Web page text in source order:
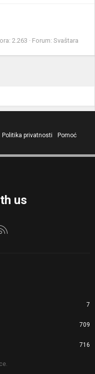
2.263 Forum: Svaštara
Politika privatnosti
Pomoć
us
nas
7
709
716